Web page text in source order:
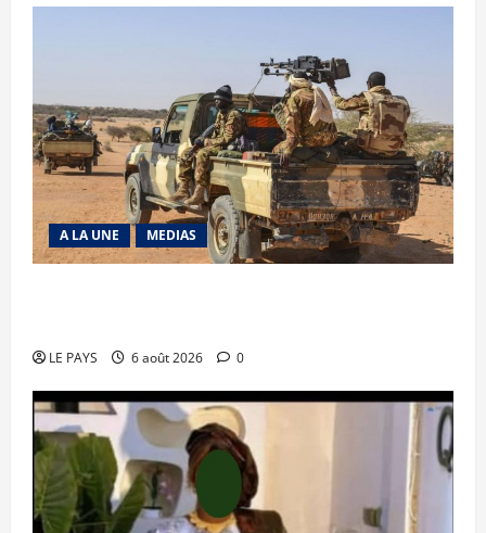
A LA UNE MEDIAS
LE PAYS 6 août 2026 0